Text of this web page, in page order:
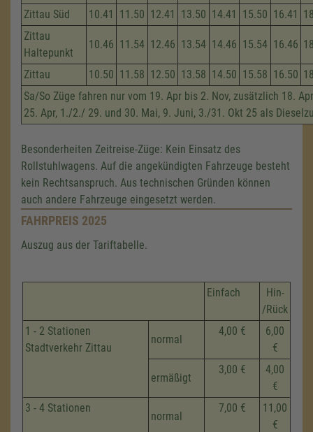
Zittau Süd 10.41 11.50 12.41 13.50 14.41 15.50 16.41
Zittau
Haltepunkt
10.46 11.54 12.46 13.54 14.46 15.54 16.46
Zittau 10.50 11.58 12.50 13.58 14.50 15.58 16.50
Sa/So Züge fahren nur vom 19. Apr bis 2. Nov, zusätzlich 18.
25. Apr, 1./2./ 29. und 30. Mai, 9. Juni, 3./31. Okt 25 als
Besonderheiten Zeitreise-Züge: Kein Einsatz des
Rollstuhlwagens. Auf die angekündigten Fahrzeuge besteht
kein Rechtsanspruch. Aus technischen Gründen können
auch andere Fahrzeuge eingesetzt werden.
FAHRPREIS 2025
Auszug aus der Tariftabelle.
Einfach
Hin-
/Rück
1 - 2 Stationen
Stadtverkehr Zittau
normal
4,00 €
6,00
€
ermäßigt
3,00 €
4,00
€
3 - 4 Stationen
normal
7,00 €
11,00
€